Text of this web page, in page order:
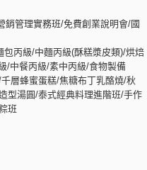
銷管理實務班/免費創業說明會/國
丙級/中麵丙級(酥糕漿皮類)/烘焙
/中餐丙級/素中丙級/食物製備
層蜂蜜蛋糕/焦糖布丁乳酪燒/秋
型湯圓/泰式經典料理進階班/手作
班